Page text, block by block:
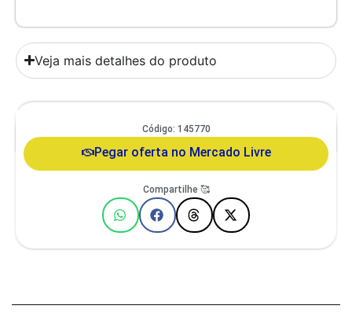
Veja mais detalhes do produto
Comedouro Duplo Gato E Cachorro De Pequeno Porte Itaporã Duo
Design
Código: 145770
Pegar oferta no Mercado Livre
Compartilhe 🥰